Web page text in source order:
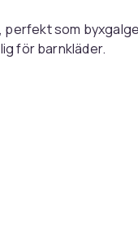
som
för barnkläder.